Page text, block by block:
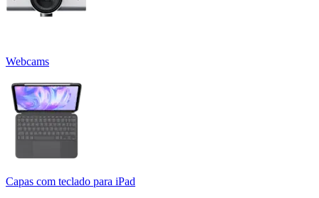
Webcams
Capas com teclado para iPad